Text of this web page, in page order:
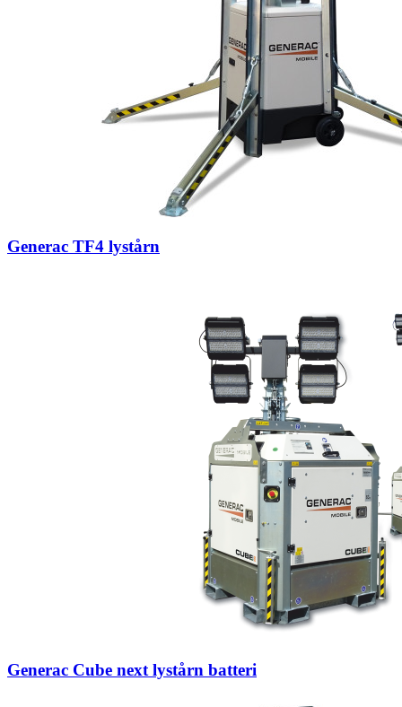
Generac TF4 lystårn
Generac Cube next lystårn batteri